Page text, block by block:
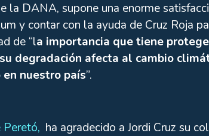
la DANA, supone una enorme
y contar con la ayuda de Cruz Roja
de “la importancia que tiene
degradación afecta al cambio
nuestro país”.
Peretó, ha agradecido a Jordi Cruz su